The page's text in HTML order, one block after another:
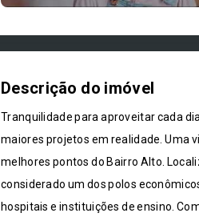
Descrição do imóvel
Tranquilidade para aproveitar cada
maiores projetos em realidade. Uma
melhores pontos do Bairro Alto.
considerado um dos polos
hospitais e instituições de ensino.